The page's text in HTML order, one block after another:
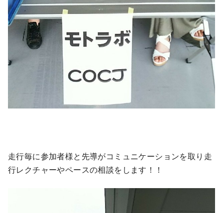
走行毎に参加者様と先導がコミュニケーションを取り走
行レクチャーやペースの相談をします！！